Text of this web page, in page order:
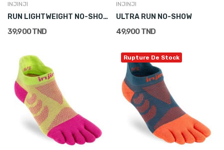
INJINJI
RUN LIGHTWEIGHT NO-SHOW
39,900 TND
INJINJI
ULTRA RUN NO-SHOW
49,900 TND
Rupture De Stock